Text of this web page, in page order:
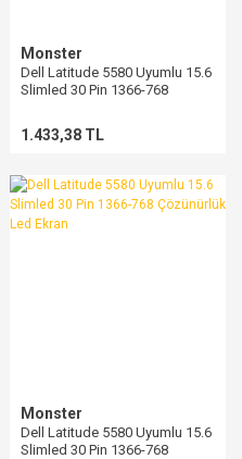
Monster
Dell Latitude 5580 Uyumlu 15.6
Slimled 30 Pin 1366-768
1.433,38 TL
Monster
Dell Latitude 5580 Uyumlu 15.6
Slimled 30 Pin 1366-768